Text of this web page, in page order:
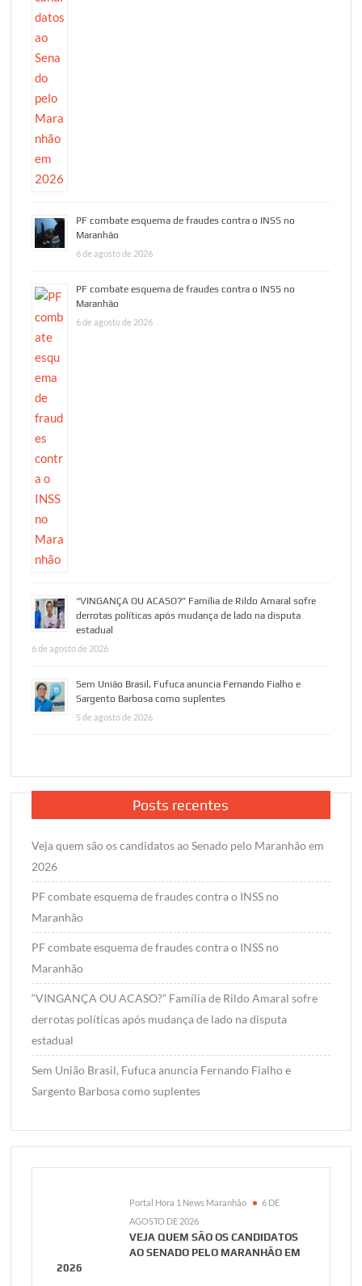
PF combate esquema de fraudes contra o INSS no
Maranhão
6 de agosto de 2026
PF combate esquema de fraudes contra o INSS no
Maranhão
6 de agosto de 2026
“VINGANÇA OU ACASO?” Família de Rildo Amaral sofre
derrotas políticas após mudança de lado na disputa
estadual
6 de agosto de 2026
Sem União Brasil, Fufuca anuncia Fernando Fialho e
Sargento Barbosa como suplentes
5 de agosto de 2026
Posts recentes
Veja quem são os candidatos ao Senado pelo Maranhão em
2026
PF combate esquema de fraudes contra o INSS no
Maranhão
PF combate esquema de fraudes contra o INSS no
Maranhão
“VINGANÇA OU ACASO?” Família de Rildo Amaral sofre
derrotas políticas após mudança de lado na disputa
estadual
Sem União Brasil, Fufuca anuncia Fernando Fialho e
Sargento Barbosa como suplentes
Portal Hora 1 News Maranhão
6 DE
AGOSTO DE 2026
VEJA QUEM SÃO OS CANDIDATOS
AO SENADO PELO MARANHÃO EM
2026